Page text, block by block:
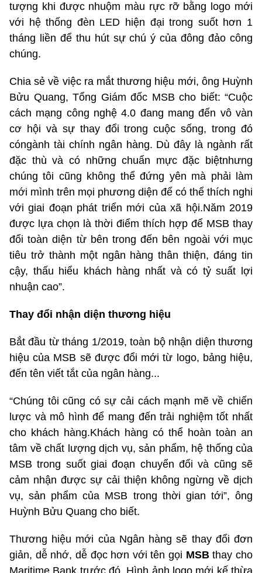
tượng khi được nhuộm màu rực rỡ bằng logo mới
với hệ thống đèn LED hiện đại trong suốt hơn 1
tháng liền để thu hút sự chú ý của đông đảo công
chúng.
Chia sẻ về việc ra mắt thương hiệu mới, ông Huỳnh
Bửu Quang, Tổng Giám đốc MSB cho biết: “Cuộc
cách mạng công nghệ 4.0 đang mang đến vô vàn
cơ hội và sự thay đổi trong cuộc sống, trong đó
cóngành tài chính ngân hàng. Dù đây là ngành rất
đặc thù và có những chuẩn mực đặc biệtnhưng
chúng tôi cũng không thể đứng yên mà phải làm
mới mình trên mọi phương diện để có thể thích nghi
với giai đoạn phát triển mới của xã hội.Năm 2019
được lựa chọn là thời điểm thích hợp để MSB thay
đổi toàn diện từ bên trong đến bên ngoài với mục
tiêu trở thành một ngân hàng thân thiện, đáng tin
cậy, thấu hiểu khách hàng nhất và có tỷ suất lợi
nhuận cao”.
Thay đổi nhận diện thương hiệu
Bắt đầu từ tháng 1/2019, toàn bộ nhận diện thương
hiệu của MSB sẽ được đổi mới từ logo, bảng hiệu,
đến tên viết tắt của ngân hàng...
“Chúng tôi cũng có sự cải cách mạnh mẽ về chiến
lược và mô hình để mang đến trải nghiệm tốt nhất
cho khách hàng.Khách hàng có thể hoàn toàn an
tâm về chất lượng dịch vụ, sản phẩm, hệ thống của
MSB trong suốt giai đoạn chuyển đổi và cũng sẽ
cảm nhận được sự cải thiện không ngừng về dịch
vụ, sản phẩm của MSB trong thời gian tới”, ông
Huỳnh Bửu Quang cho biết.
Thương hiệu mới của Ngân hàng sẽ thay đổi đơn
giản, dễ nhớ, dễ đọc hơn với tên gọi MSBthay cho